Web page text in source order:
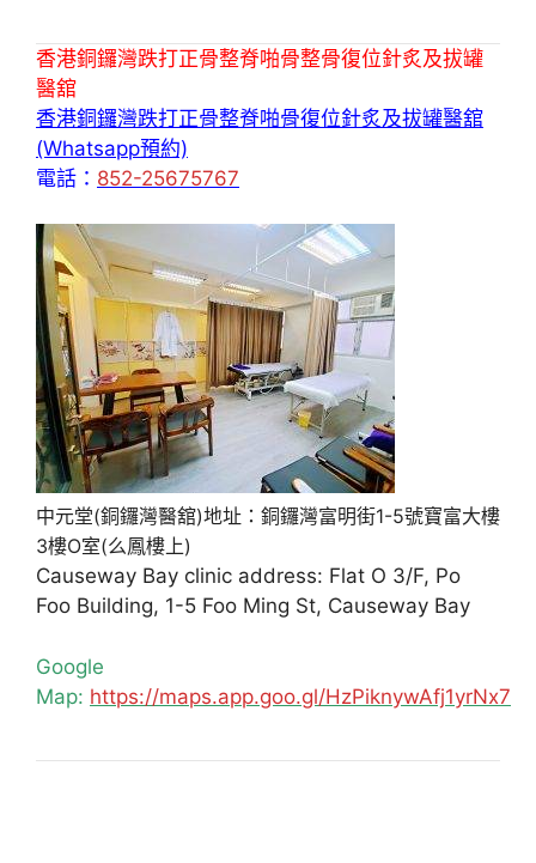
香港銅鑼灣跌打正骨整脊啪骨整骨復位針炙及拔罐
醫舘
香港銅鑼灣跌打正骨整脊啪骨復位針炙及拔罐醫舘
(Whatsapp預約)
電話： 852-25675767
中元堂(銅鑼灣醫舘)地址：銅鑼灣富明街1-5號寶富大樓
3樓O室(么鳳樓上)
Causeway Bay clinic address: Flat O 3/F, Po
Foo Building, 1-5 Foo Ming St, Causeway Bay
Google
Map: https://maps.app.goo.gl/HzPiknywAfj1yrNx7